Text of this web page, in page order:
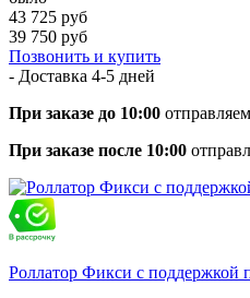
43 725 руб
39 750 руб
Позвонить и купить
- Доставка 4-5 дней
При заказе до 10:00
При заказе после 10:00
Роллатор Фикси с поддержкой